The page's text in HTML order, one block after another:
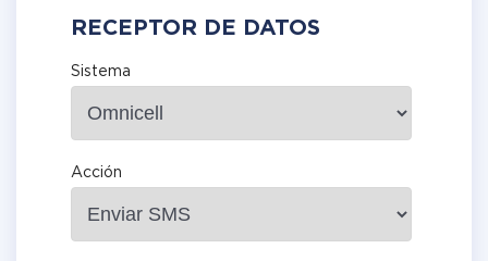
RECEPTOR DE DATOS
Sistema
Acción